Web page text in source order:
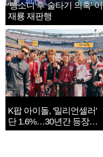
‘뺑소니 후 술타기 의혹’ 이
재룡 재판행
K팝 아이돌, '밀리언셀러'
단 1.6%…30년간 등장
1182개팀 전수조사